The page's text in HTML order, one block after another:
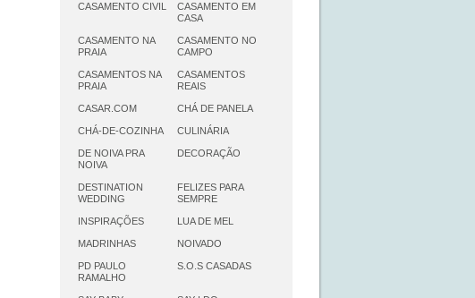
CASAMENTO CIVIL
CASAMENTO EM
CASA
CASAMENTO NA
PRAIA
CASAMENTO NO
CAMPO
CASAMENTOS NA
PRAIA
CASAMENTOS
REAIS
CASAR.COM CHÁ DE PANELA
CHÁ-DE-COZINHA CULINÁRIA
DE NOIVA PRA
NOIVA
DECORAÇÃO
DESTINATION
WEDDING
FELIZES PARA
SEMPRE
INSPIRAÇÕES LUA DE MEL
MADRINHAS NOIVADO
PD PAULO
RAMALHO
S.O.S CASADAS